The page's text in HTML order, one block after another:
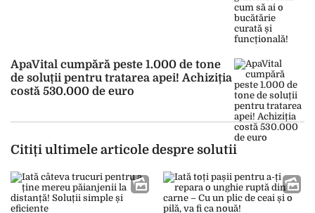
ApaVital cumpără peste 1.000 de tone
de soluții pentru tratarea apei! Achiziția
costă 530.000 de euro
Citiți ultimele articole despre solutii